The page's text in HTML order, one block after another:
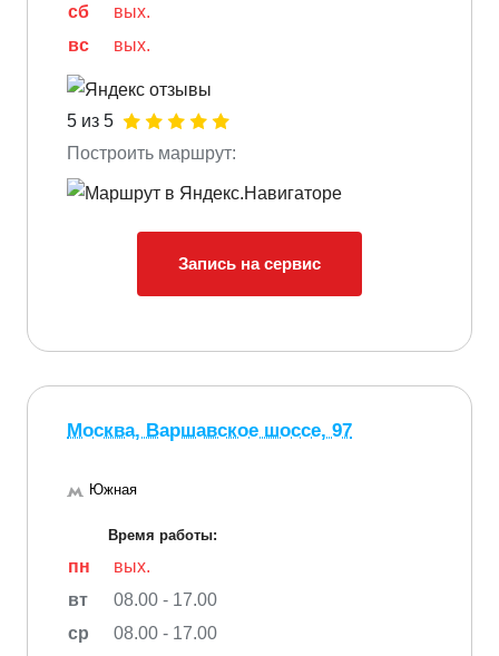
сб
вых.
вс
вых.
5 из 5
Построить маршрут:
Запись на сервис
Москва, Варшавское шоссе, 97
Южная
Время работы:
пн
вых.
вт
08.00 - 17.00
ср
08.00 - 17.00